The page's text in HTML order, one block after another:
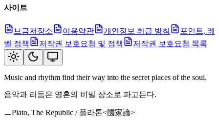
사이트
브금저장소 이용약관 개인정보 취급 방침
포인트, 레
벨 정책
저작권 보호요청 및 정책 저작권 보호요청 목록
Music and rhythm find their way into the secret places of the soul.
음악과 리듬은 영혼의 비밀 장소로 파고든다.
ㅡPlato, The Republic / 플라톤<國家論>